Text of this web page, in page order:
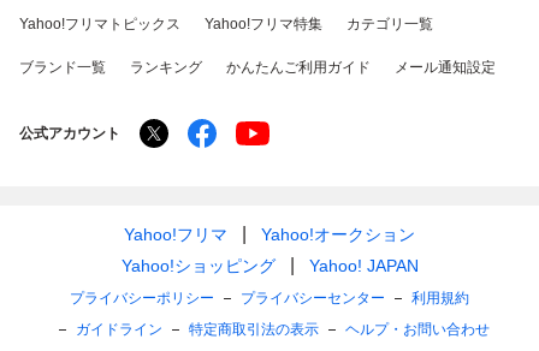
Yahoo!フリマトピックス Yahoo!フリマ特集 カテゴリ一覧
ブランド一覧 ランキング かんたんご利用ガイド メール通知設定
公式アカウント
Yahoo!フリマ
Yahoo!オークション
Yahoo!ショッピング
Yahoo! JAPAN
プライバシーポリシー プライバシーセンター
利用規約
ガイドライン
特定商取引法の表示
ヘルプ・お問い合わせ